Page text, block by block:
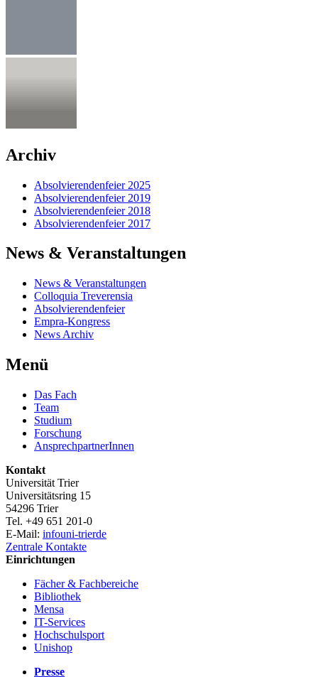
Archiv
Absolvierendenfeier 2025
Absolvierendenfeier 2019
Absolvierendenfeier 2018
Absolvierendenfeier 2017
News & Veranstaltungen
News & Veranstaltungen
Colloquia Treverensia
Absolvierendenfeier
Empra-Kongress
News Archiv
Menü
Das Fach
Team
Studium
Forschung
AnsprechpartnerInnen
Kontakt
Universität Trier
Universitätsring 15
54296 Trier
Tel. +49 651 201-0
E-Mail: infouni-trierde
Zentrale Kontakte
Einrichtungen
Fächer & Fachbereiche
Bibliothek
Mensa
IT-Services
Hochschulsport
Unishop
Presse